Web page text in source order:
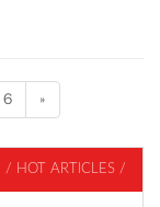
眾多投資人來不及
民聖戰
來是否可能成為股
會做空GameStop
6 »
/ HOT ARTICLES /